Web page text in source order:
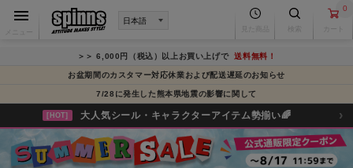
0
＞＞ 6,000円（税込）以上お買い上げで送料無料！
お盆期間のカスタマー対応休業および配送遅延のお知らせ
7/28に発生した熊本県地震の影響に関して
[HOT] 大人気シール・キャラクターアイテム勢揃い🌈 ›